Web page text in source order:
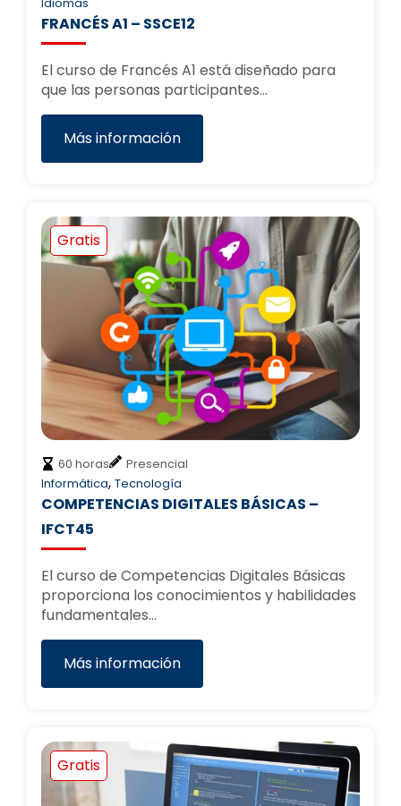
Idiomas
FRANCÉS A1 – SSCE12
El curso de Francés A1 está diseñado para
que las personas participantes…
Más información
Gratis
60 horas
Presencial
Informática, Tecnología
COMPETENCIAS DIGITALES BÁSICAS –
IFCT45
El curso de Competencias Digitales Básicas
proporciona los conocimientos y habilidades
fundamentales…
Más información
Gratis